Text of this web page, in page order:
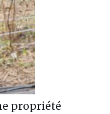
propriété